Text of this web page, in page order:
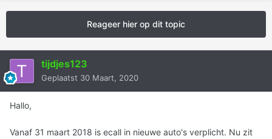
Reageer hier op dit topic
tijdjes123
Geplaatst 30 Maart, 2020
Hallo,
Vanaf 31 maart 2018 is ecall in nieuwe auto's verplicht. Nu zit